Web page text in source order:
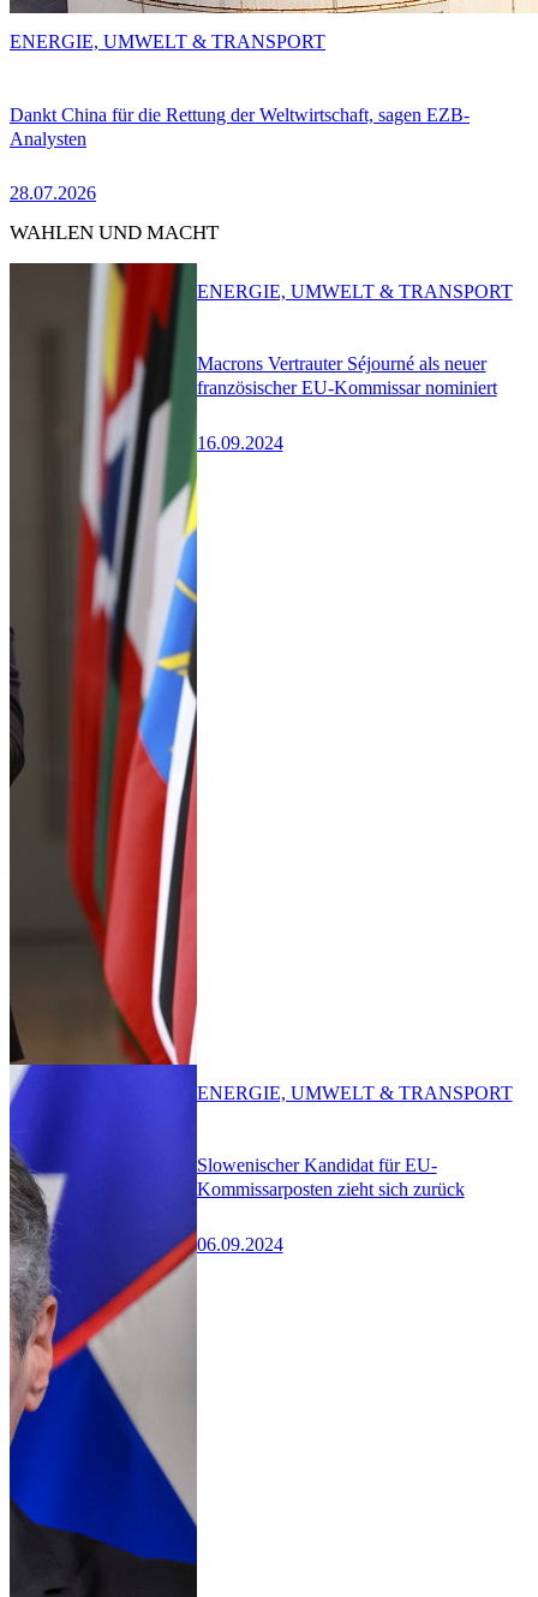
Dankt China für die Rettung der Weltwirtschaft, sagen EZB-
Analysten
28.07.2026
ENERGIE, UMWELT & TRANSPORT
WAHLEN UND MACHT
Macrons Vertrauter Séjourné als neuer
französischer EU-Kommissar nominiert
16.09.2024
ENERGIE, UMWELT & TRANSPORT
Slowenischer Kandidat für EU-
Kommissarposten zieht sich zurück
06.09.2024
ENERGIE, UMWELT & TRANSPORT